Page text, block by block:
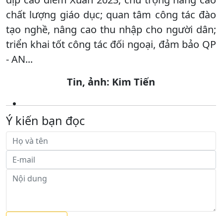
chất lượng giáo dục; quan tâm công tác đào
tạo nghề, nâng cao thu nhập cho người dân;
triển khai tốt công tác đối ngoại, đảm bảo QP
- AN...
Tin, ảnh: Kim Tiến
Ý kiến bạn đọc